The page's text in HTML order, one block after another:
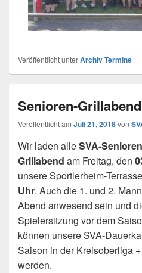
Veröffentlicht unterArchiv Termine
Senioren-
Veröffentlicht am Juli 21, 2018von
Wir laden alleSVA-Senioren
Grillabend am Freitag, den
unsere Sportlerheim-
Uhr. Auch die 1. und 2.
Abend anwesend sein und
Spielersitzung vor dem
können unsere SVA-
Saison in der Kreisoberliga
werden.